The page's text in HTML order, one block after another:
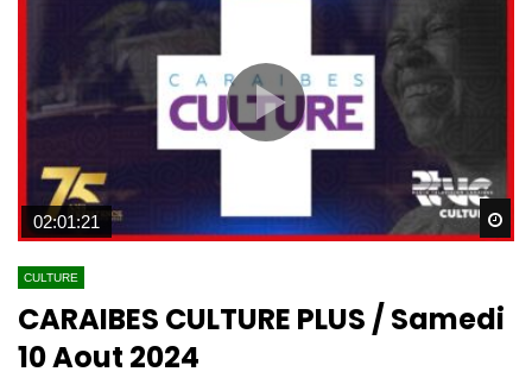
02:01:21
CULTURE
CARAIBES CULTURE PLUS / Samedi
10 Aout 2024